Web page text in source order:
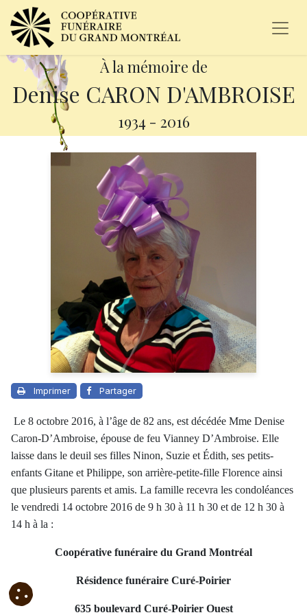
À la mémoire de
Denise CARON D'AMBROISE
1934 - 2016
Imprimer Partager
Le 8 octobre 2016, à l’âge de 82 ans, est décédée Mme Denise
Caron-D’Ambroise, épouse de feu Vianney D’Ambroise. Elle
laisse dans le deuil ses filles Ninon, Suzie et Édith, ses petits-
enfants Gitane et Philippe, son arrière-petite-fille Florence ainsi
que plusieurs parents et amis. La famille recevra les condoléances
le vendredi 14 octobre 2016 de 9 h 30 à 11 h 30 et de 12 h 30 à
14 h à la :
Coopérative funéraire du Grand Montréal
Résidence funéraire Curé-Poirier
635 boulevard Curé-Poirier Ouest